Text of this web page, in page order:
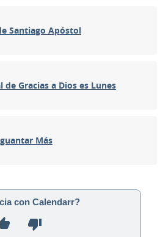
Santiago Apóstol
de Gracias a Dios es Lunes
Más
con Calendarr?